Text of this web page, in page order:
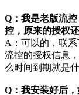
Q：我是老版流
控，原来的授权
A：可以的，联
流控的授权信息
么时间到期就是
Q：我安装好后